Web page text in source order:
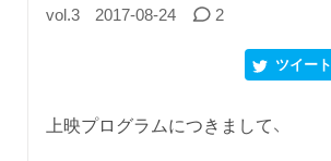
vol.3 2017-08-24 2
ツイート
上映プログラムにつきまして、